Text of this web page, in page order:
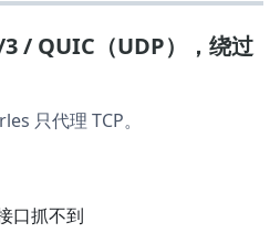
/ QUIC（UDP），绕过
只代理 TCP。
口抓不到